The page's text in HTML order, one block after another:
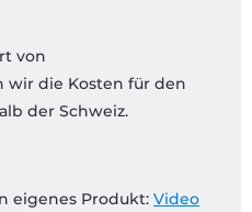
von
wir die Kosten für den
der Schweiz.
eigenes Produkt: Video